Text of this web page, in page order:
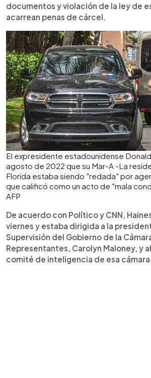
documentos y violación de la ley de
acarrean penas de cárcel.
El expresidente estadounidense
agosto de 2022 que su Mar-A -La
Florida estaba siendo "redada" por
que calificó como un acto de "mala
AFP
De acuerdo con Político y CNN,
viernes y estaba dirigida a la
Supervisión del Gobierno de la
Representantes, Carolyn Maloney, y
comité de inteligencia de esa